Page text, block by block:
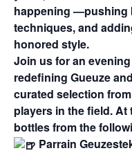
happening —pushing
techniques, and
honored style.
Join us for an
redefining Gueuze
curated selection
players in the field. At
bottles from the
Parrain